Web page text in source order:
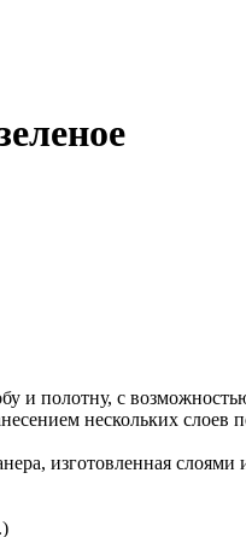
и полотну, с
нескольких
изготовленная слоями